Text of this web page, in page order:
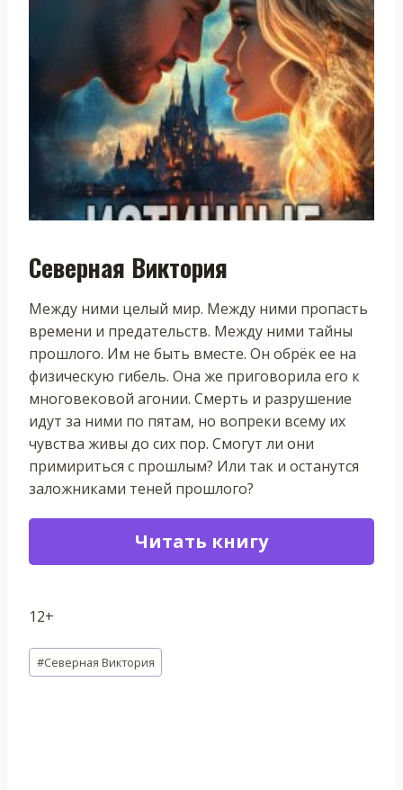
Северная Виктория
Между ними целый мир. Между ними пропасть
времени и предательств. Между ними тайны
прошлого. Им не быть вместе. Он обрёк ее на
физическую гибель. Она же приговорила его к
многовековой агонии. Смерть и разрушение
идут за ними по пятам, но вопреки всему их
чувства живы до сих пор. Смогут ли они
примириться с прошлым? Или так и останутся
заложниками теней прошлого?
Читать книгу
12+
Метки
записи:
#Северная Виктория